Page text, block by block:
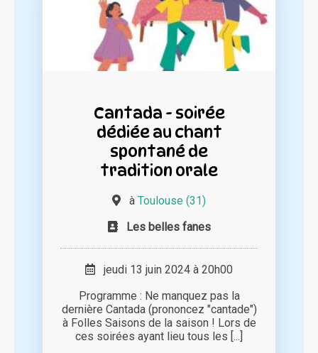
Cantada - soirée
dédiée au chant
spontané de
tradition orale
à Toulouse (31)
Les belles fanes
jeudi 13 juin 2024 à 20h00
Programme : Ne manquez pas la
dernière Cantada (prononcez "cantade")
à Folles Saisons de la saison ! Lors de
ces soirées ayant lieu tous les [...]